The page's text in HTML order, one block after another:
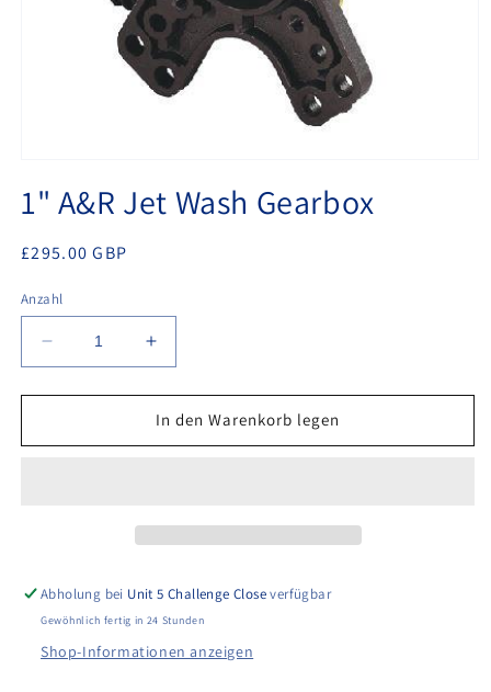
in
Modal
1" A&R Jet Wash Gearbox
Normaler
£295.00 GBP
Anzahl
Verringere
die
Menge
1&quot;
Erhöhe
die
Menge
für
1&quot;
In den Warenkorb legen
Abholung bei Unit 5 Challenge Closeverfügbar
Gewöhnlich fertig in 24 Stunden
Shop-Informationen anzeigen